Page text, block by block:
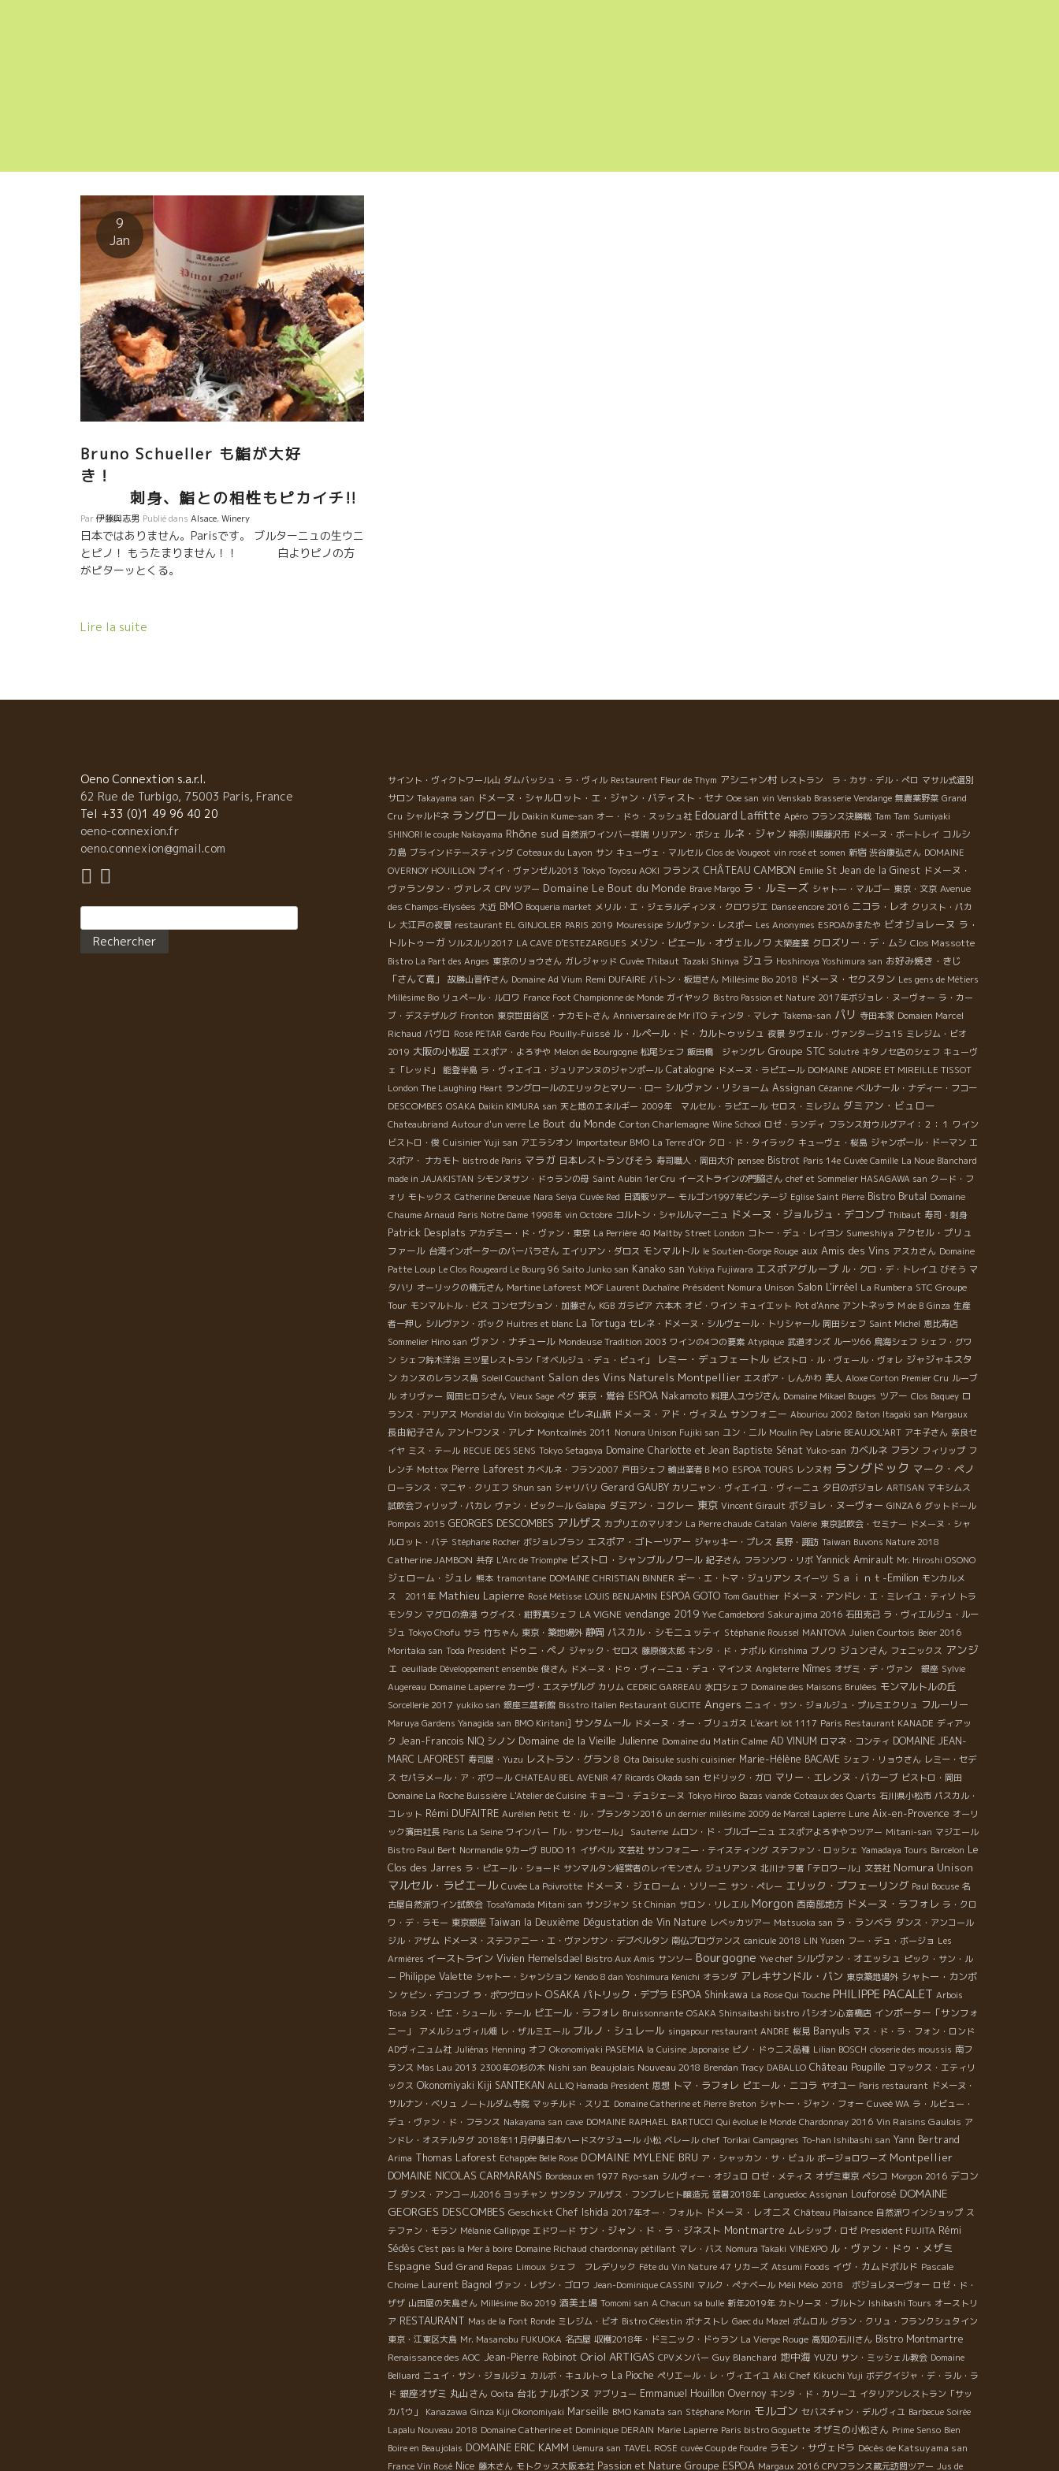
9
Jan
Bruno Schueller も鮨が大好
き！
刺身、鮨との相性もピカイチ!!
Par伊藤與志男 Publié dans Alsace,Winery
日本ではありません。Parisです。 ブルターニュの生ウニ
とピノ！ もうたまりません！！ 白よりピノの方
がピターッとくる。
Lire la suite
Oeno Connextion s.a.r.l.
62 Rue de Turbigo, 75003 Paris, France
Tel +33 (0)1 49 96 40 20
oeno-connexion.fr
oeno.connexion@gmail.com
サイント・ヴィクトワール山 ダムバッシュ・ラ・ヴィル Restaurent Fleur de Thym アシニャン村 レストラン ラ・カサ・デル・ぺロ マサル式選別
サロン Takayama san ドメーヌ・シャルロット・エ・ジャン・バティスト・セナ Ooe san vin Venskab Brasserie Vendange 無農薬野菜 Grand
Cru シャルドネ ラングロール Daikin Kume-san オー・ドゥ・スッシュ社 Edouard Laffitte Apéro フランス決勝戦 Tam Tam Sumiyaki
SHINORI le couple Nakayama Rhône sud 自然派ワインバー祥瑞 リリアン・ボシェ ルネ・ジャン 神奈川県藤沢市 ドメーヌ・ボートレイ コルシ
カ島 ブラインドテースティング Coteaux du Layon サン キューヴェ・マルセル Clos de Vougeot vin rosé et somen 新宿 渋谷康弘さん DOMAINE
OVERNOY HOUILLON プイイ・ヴァンゼル2013 Tokyo Toyosu AOKI フランス CHÂTEAU CAMBON Emilie St Jean de la Ginest ドメーヌ・
ヴァランタン・ヴァレス CPV ツアー Domaine Le Bout du Monde Brave Margo ラ・ルミーズ シャトー・マルゴー 東京・文京 Avenue
des Champs-Elysées 大近 BMO Boqueria market メリル・エ・ジェラルディンヌ・クロワジエ Danse encore 2016 ニコラ・レオ クリスト・パカ
レ 大江戸の夜景 restaurant EL GINJOLER PARIS 2019 Mouressipe シルヴァン・レスポー Les Anonymes ESPOAかまたや ビオジョレーヌ ラ・
トルトゥーガ ソルスルリ2017 LA CAVE D’ESTEZARGUES メゾン・ピエール・オヴェルノワ 大榮産業 クロズリー・デ・ムシ Clos Massotte
Bistro La Part des Anges 東京のリョウさん ガレジャッド Cuvée Thibaut Tazaki Shinya ジュラ Hoshinoya Yoshimura san お好み焼き・きじ
「さんて寛」
故勝山晋作さん Domaine Ad Vium Remi DUFAIRE バトン・板垣さん Millésime Bio 2018 ドメーヌ・セクスタン Les gens de Métiers
Millésime Bio リュペール・ルロワ France Foot Championne de Monde ガイヤック Bistro Passion et Nature 2017年ボジョレ・ヌーヴォー ラ・カー
ブ・デステザルグ Fronton 東京世田谷区・ナカモトさん Anniversaire de Mr ITO ティンタ・マレナ Takema-san パリ 寺田本家 Domaien Marcel
Richaud パヴロ Rosé PETAR Garde Fou Pouilly-Fuissé ル・ルペール・ド・カルトゥッシュ 夜景 タヴェル・ヴァンタージュ15 ミレジム・ビオ
2019 大阪の小松屋 エスポア・よろずや Melon de Bourgogne 松尾シェフ 飯田橋 ジャングレ Groupe STC Solutré キタノセ店のシェフ キューヴ
ェ「レッド」
能登半島 ラ・ヴィエイユ・ジュリアンヌのジャンポール Catalogne ドメーヌ・ラピエール DOMAINE ANDRE ET MIREILLE TISSOT
London The Laughing Heart ラングロールのエリックとマリー・ロー シルヴァン・リショーム Assignan Cézanne ベルナール・ナディー・フコー
DESCOMBES OSAKA Daikin KIMURA san 天と地のエネルギー 2009年 マルセル・ラピエール セロス・ミレジム ダミアン・ビュロー
Chateaubriand Autour d'un verre Le Bout du Monde Corton Charlemagne Wine School ロゼ・ランディ フランス対ウルグアイ：２：１ ワイン
ビストロ・俊 Cuisinier Yuji san アエラシオン Importateur BMO La Terre d'Or クロ・ド・タイラック キューヴェ・桜島 ジャンポール・ドーマン エ
スポア・ ナカモト bistro de Paris マラガ 日本レストランびそう 寿司職人・岡田大介 pensee Bistrot Paris 14e Cuvée Camille La Noue Blanchard
made in JAJAKISTAN シモンヌサン・ドゥランの母 Saint Aubin 1er Cru イーストラインの門脇さん chef et Sommelier HASAGAWA san クード・フ
ォリ モトックス Catherine Deneuve Nara Seiya Cuvée Red 日酒販ツアー モルゴン1997年ビンテージ Eglise Saint Pierre Bistro Brutal Domaine
Chaume Arnaud Paris Notre Dame 1998年 vin Octobre コルトン・シャルルマーニュ ドメーヌ・ジョルジュ・デコンブ Thibaut 寿司・刺身
Patrick Desplats アカデミー・ド・ヴァン・東京 La Perrière 40 Maltby Street London コトー・デュ・レイヨン Sumeshiya アクセル・プリュ
ファール 台湾インポーターのバーバラさん エイリアン・ダロス モンマルトル le Soutien-Gorge Rouge aux Amis des Vins アスカさん Domaine
Patte Loup Le Clos Rougeard Le Bourg 96 Saito Junko san Kanako san Yukiya Fujiwara エスポアグループ ル・クロ・デ・トレイユ びそう マ
タハリ オーリックの橋元さん Martine Laforest MOF Laurent Duchaîne Président Nomura Unison Salon L'irréel La Rumbera STC Groupe
Tour モンマルトル・ビス コンセプション・加藤さん KGB ガラピア 六本木 オビ・ワイン キュイエット Pot d'Anne アントネッラ M de B Ginza 生産
者一押し シルヴァン・ボック Huitres et blanc La Tortuga セレネ・ドメーヌ・シルヴェール・トリシャール 岡田シェフ Saint Michel 恵比寿店
Sommelier Hino san ヴァン・ナチュール Mondeuse Tradition 2003 ワインの4つの要素 Atypique 武道オンズ ルーツ66 鳥海シェフ シェフ・グワ
ン シェフ鈴木洋治 三ツ星レストラン「オベルジュ・デュ・ピュイ」 レミー・デュフェートル ビストロ・ル・ヴェール・ヴォレ ジャジャキスタ
ン カンヌのレランス島 Soleil Couchant Salon des Vins Naturels Montpellier エスポア・しんかわ 美人 Aloxe Corton Premier Cru ルーブ
ル オリヴァー 岡田ヒロシさん Vieux Sage ペグ 東京・鴬谷 ESPOA Nakamoto 料理人ユウジさん Domaine Mikael Bouges ツアー Clos Baquey ロ
ランス・アリアス Mondial du Vin biologique ピレネ山脈 ドメーヌ・アド・ヴィヌム サンフォニー Abouriou 2002 Baton Itagaki san Margaux
長由紀子さん アントワンヌ・アレナ Montcalmès 2011 Nonura Unison Fujiki san ユン・ニル Moulin Pey Labrie BEAUJOL'ART アキ子さん 奈良セ
イヤ ミス・テール RECUE DES SENS Tokyo Setagaya Domaine Charlotte et Jean Baptiste Sénat Yuko-san カベルネ フラン フィリップ フ
レンチ Mottox Pierre Laforest カベルネ・フラン2007 戸田シェフ 輸出業者ＢＭＯ ESPOA TOURS レンヌ村 ラングドック マーク・ペノ
ローランス・マニヤ・クリエフ Shun san シャリバリ Gerard GAUBY カリニャン・ヴィエイユ・ヴィーニュ 夕日のボジョレ ARTISAN マキシムス
試飲会フィリップ・パカレ ヴァン・ピックール Galapia ダミアン・コクレー 東京 Vincent Girault ボジョレ・ヌーヴォー GINZA 6 グットドール
Pompois 2015 GEORGES DESCOMBES アルザス カプリエのマリオン La Pierre chaude Catalan Valérie 東京試飲会・セミナー ドメーヌ・シャ
ルロット・バテ Stéphane Rocher ボジョレブラン エスポア・ゴトーツアー ジャッキー・プレス 長野・諏訪 Taiwan Buvons Nature 2018
Catherine JAMBON 共存 L'Arc de Triomphe ビストロ・シャンブルノワール 紀子さん フランソワ・リボ Yannick Amirault Mr. Hiroshi OSONO
ジェローム・ジュレ 熊本 tramontane DOMAINE CHRISTIAN BINNER ギー・エ・トマ・ジュリアン スイーツ Ｓａｉｎｔ-Emilion モンカルメ
ス 2011年 Mathieu Lapierre Rosé Métisse LOUIS BENJAMIN ESPOA GOTO Tom Gauthier ドメーヌ・アンドレ・エ・ミレイユ・ティソ トラ
モンタン マグロの漁港 ウグイス・紺野真シェフ LA VIGNE vendange 2019 Yve Camdebord Sakurajima 2016 石田克己 ラ・ヴィエルジュ・ルー
ジュ Tokyo Chofu サラ 竹ちゃん 東京・築地場外 静岡 パスカル・シモニュッティ Stéphanie Roussel MANTOVA Julien Courtois Beier 2016
Moritaka san Toda President ドゥニ・ペノ ジャック・セロス 藤原俊太郎 キンタ・ド・ナポル Kirishima ブノワ ジュンさん フェニックス アンジ
ェ oeuillade Développement ensemble 俊さん ドメーヌ・ドゥ・ヴィーニュ・デュ・マインヌ Angleterre Nîmes オザミ・デ・ヴァン 銀座 Sylvie
Augereau Domaine Lapierre カーヴ・エステザルグ カリム CEDRIC GARREAU 水口シェフ Domaine des Maisons Brulées モンマルトルの丘
Sorcellerie 2017 yukiko san 銀座三越新館 Bisstro Italien Restaurant GUCITE Angers ニュイ・サン・ジョルジュ・プルミエクリュ フルーリー
Maruya Gardens Yanagida san BMO Kiritani] サンタムール ドメーヌ・オー・ブリュガス L'écart lot 1117 Paris Restaurant KANADE ディアッ
ク Jean-Francois NIQ シノン Domaine de la Vieille Julienne Domaine du Matin Calme AD VINUM ロマネ・コンティ DOMAINE JEAN-
MARC LAFOREST 寿司屋・Yuzu レストラン・グラン８ Ota Daisuke sushi cuisinier Marie-Hélène BACAVE シェフ・リョウさん レミー・セデ
ス セパラメール・ア・ボワール CHATEAU BEL AVENIR 47 Ricards Okada san セドリック・ガロ マリー・エレンヌ・バカーブ ビストロ・岡田
Domaine La Roche Buissière L'Atelier de Cuisine キョーコ・デュシェーヌ Tokyo Hiroo Bazas viande Coteaux des Quarts 石川県小松市 パスカル・
コレット Rémi DUFAITRE Aurélien Petit セ・ル・プランタン2016 un dernier millésime 2009 de Marcel Lapierre Lune Aix-en-Provence オーリ
ック濱田社長 Paris La Seine ワインバー「ル・サンセール」 Sauterne ムロン・ド・ブルゴーニュ エスポアよろずやつツアー Mitani-san マジエール
Bistro Paul Bert Normandie 9カーヴ BUDO 11 イザベル 文芸社 サンフォニー・テイスティング ステファン・ロッシェ Yamadaya Tours Barcelon Le
Clos des Jarres ラ・ピエール・ショード サンマルタン経営者のレイモンさん ジュリアンヌ 北川ナヲ著「テロワール」文芸社 Nomura Unison
マルセル・ラピエール Cuvée La Poivrotte ドメーヌ・ジェローム・ソリーニ サン・ペレー エリック・プフェーリング Paul Bocuse 名
古屋自然派ワイン試飲会 TosaYamada Mitani san サンジャン St Chinian サロン・リレエル Morgon 西南部地方 ドメーヌ・ラフォレ ラ・クロ
ワ・デ・ラモー 東京銀座 Taiwan la Deuxième Dégustation de Vin Nature レベッカツアー Matsuoka san ラ・ランベラ ダンス・アンコール
ジル・アザム ドメーヌ・ステファニー・エ・ヴァンサン・デブベルタン 南仏プロヴァンス canicule 2018 LIN Yusen フー・デュ・ボージョ Les
Armières イーストライン Vivien Hemelsdael Bistro Aux Amis サンソー Bourgogne Yve chef シルヴァン・オエッシュ ピック・サン・ル
ー Philippe Valette シャトー・シャンション Kendo 8 dan Yoshimura Kenichi オランダ アレキサンドル・バン 東京築地場外 シャトー・カンボ
ン ケビン・デコンブ ラ・ポワヴロット OSAKA パトリック・デプラ ESPOA Shinkawa La Rose Qui Touche PHILIPPE PACALET Arbois
Tosa シス・ピエ・シュール・テール ピエール・ラフォレ Bruissonnante OSAKA Shinsaibashi bistro パシオン心斎橋店 インポーター「サンフォ
ニー」
アメルシュヴィル畑 レ・ザルミエール ブルノ・シュレール singapour restaurant ANDRE 桜見 Banyuls マス・ド・ラ・フォン・ロンド
ADヴィニュム社 Juliénas Henning オフ Okonomiyaki PASEMIA la Cuisine Japonaise ピノ・ドゥニス品種 Lilian BOSCH closerie des moussis 南フ
ランス Mas Lau 2013 2300年の杉の木 Nishi san Beaujolais Nouveau 2018 Brendan Tracy DABALLO Château Poupille コマックス・エティリ
ックス Okonomiyaki Kiji SANTEKAN ALLIQ Hamada President 思想 トマ・ラフォレ ピエール・ニコラ ヤオユー Paris restaurant ドメーヌ・
サルナン・ベリュ ノートルダム寺院 マッチルド・スリエ Domaine Catherine et Pierre Breton シャトー・ジャン・フォー Cuveé WA ラ・ルビュー・
デュ・ヴァン・ド・フランス Nakayama san cave DOMAINE RAPHAEL BARTUCCI Qui évolue le Monde Chardonnay 2016 Vin Raisins Gaulois ア
ンドレ・オステルタグ 2018年11月伊藤日本ハードスケジュール 小松 ベレール chef Torikai Campagnes To-han Ishibashi san Yann Bertrand
Arima Thomas Laforest Echappée Belle Rose DOMAINE MYLENE BRU ア・シャッカン・サ・ビュル ボージョロワーズ Montpellier
DOMAINE NICOLAS CARMARANS Bordeaux en 1977 Ryo-san シルヴィー・オジュロ ロゼ・メティス オザミ東京 ペシコ Morgon 2016 デコン
ブ ダンス・アンコール2016 ヨッチャン サンタン アルザス・フンブレヒト醸造元 猛暑2018年 Languedoc Assignan Louforosé DOMAINE
GEORGES DESCOMBES Geschickt Chef Ishida 2017年オー・フォルト ドメーヌ・レオニス Château Plaisance 自然派ワインショップ ス
テファン・モラン Mélanie Callipyge エドワード サン・ジャン・ド・ラ・ジネスト Montmartre ムレシップ・ロゼ President FUJITA Rémi
Sédès C'est pas la Mer à boire Domaine Richaud chardonnay pétillant マレ・バス Nomura Takaki VINEXPO ル・ヴァン・ドゥ・メザミ
Espagne Sud Grand Repas Limoux シェフ フレデリック Fête du Vin Nature 47 リカーズ Atsumi Foods イヴ・カムドボルド Pascale
Choime Laurent Bagnol ヴァン・レザン・ゴロワ Jean-Dominique CASSINI マルク・ぺナベール Méli Mélo 2018 ボジョレヌーヴォー ロゼ・ド・
ザザ 山田屋の矢島さん Millésime Bio 2019 酒美土場 Tomomi san A Chacun sa bulle 新年2019年 カトリーヌ・ブルトン Ishibashi Tours オーストリ
ア RESTAURANT Mas de la Font Ronde ミレジム・ビオ Bistro Célestin ボナストレ Gaec du Mazel ポムロル グラン・クリュ・フランクシュタイン
東京・江東区大島 Mr. Masanobu FUKUOKA 名古屋 収穫2018年・ドミニック・ドゥラン La Vierge Rouge 高知の石川さん Bistro Montmartre
Renaissance des AOC Jean-Pierre Robinot Oriol ARTIGAS CPVメンバー Guy Blanchard 地中海 YUZU サン・ミッシェル教会 Domaine
Belluard ニュイ・サン・ジョルジュ カルボ・キュルトゥ La Pioche ペリエール・レ・ヴィエイユ Aki Chef Kikuchi Yuji ボデグイジャ・デ・ラル・ラ
ド 銀座オザミ 丸山さん Ooita 台北 ナルボンヌ アブリュー Emmanuel Houillon Overnoy キンタ・ド・カリーユ イタリアンレストラン「サッ
カパウ」
Kanazawa Ginza Kiji Okonomiyaki Marseille BMO Kamata san Stéphane Morin モルゴン セバスチャン・デルヴィユ Barbecue Soirée
Lapalu Nouveau 2018 Domaine Catherine et Dominique DERAIN Marie Lapierre Paris bistro Goguette オザミの小松さん Prime Senso Bien
Boire en Beaujolais DOMAINE ERIC KAMM Uemura san TAVEL ROSE cuvée Coup de Foudre ラモン・サヴェドラ Décès de Katsuyama san
France Vin Rosé Nice 藤木さん モトクッス大阪本社 Passion et Nature Groupe ESPOA Margaux 2016 CPVフランス蔵元訪問ツアー Jus de